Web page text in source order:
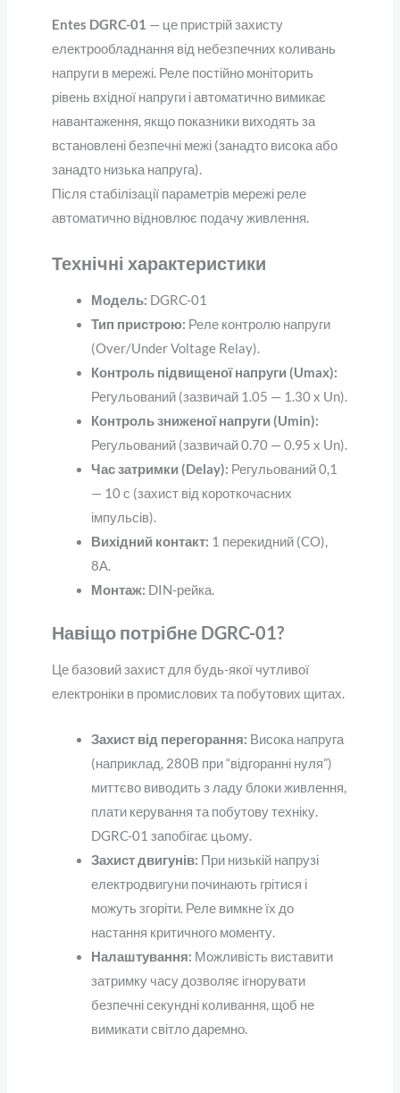
Entes DGRC-01 — це пристрій захисту
електрообладнання від небезпечних коливань
напруги в мережі. Реле постійно моніторить
рівень вхідної напруги і автоматично вимикає
навантаження, якщо показники виходять за
встановлені безпечні межі (занадто висока або
занадто низька напруга).
Після стабілізації параметрів мережі реле
автоматично відновлює подачу живлення.
Технічні характеристики
Модель: DGRC-01
Тип пристрою: Реле контролю напруги
(Over/Under Voltage Relay).
Контроль підвищеної напруги (Umax):
Регульований (зазвичай 1.05 — 1.30 x Un).
Контроль зниженої напруги (Umin):
Регульований (зазвичай 0.70 — 0.95 x Un).
Час затримки (Delay): Регульований 0,1
— 10 с (захист від короткочасних
імпульсів).
Вихідний контакт: 1 перекидний (CO),
8А.
Монтаж: DIN-рейка.
Навіщо потрібне DGRC-01?
Це базовий захист для будь-якої чутливої
електроніки в промислових та побутових щитах.
Захист від перегорання: Висока напруга
(наприклад, 280В при “відгоранні нуля”)
миттєво виводить з ладу блоки живлення,
плати керування та побутову техніку.
DGRC-01 запобігає цьому.
Захист двигунів: При низькій напрузі
електродвигуни починають грітися і
можуть згоріти. Реле вимкне їх до
настання критичного моменту.
Налаштування: Можливість виставити
затримку часу дозволяє ігнорувати
безпечні секундні коливання, щоб не
вимикати світло даремно.